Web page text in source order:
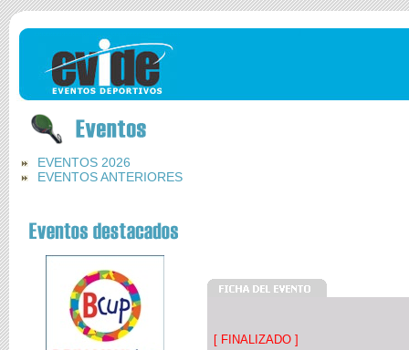
EVENTOS 2026
EVENTOS ANTERIORES
[ FINALIZADO ]